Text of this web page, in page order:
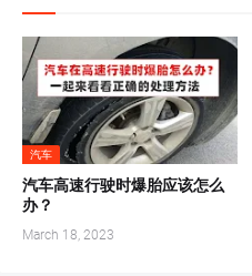
汽车
汽车高速行驶时爆胎应该怎么
办？
March 18, 2023